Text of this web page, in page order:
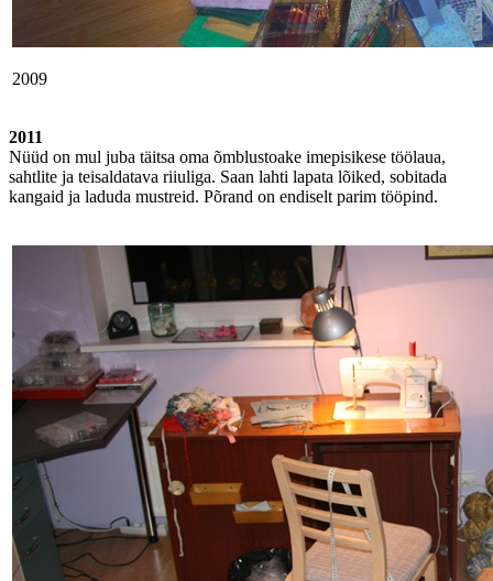
2009
2011
Nüüd on mul juba täitsa oma õmblustoake imepisikese töölaua,
sahtlite ja teisaldatava riiuliga. Saan lahti lapata lõiked, sobitada
kangaid ja laduda mustreid. Põrand on endiselt parim tööpind.